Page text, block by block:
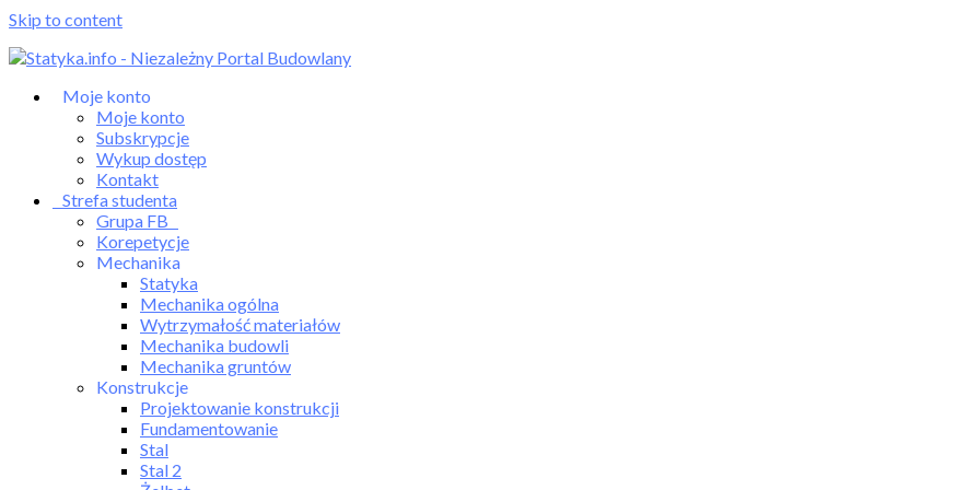
Skip to content
Moje konto
Moje konto
Subskrypcje
Wykup dostęp
Kontakt
Strefa studenta
Grupa FB
Korepetycje
Mechanika
Statyka
Mechanika ogólna
Wytrzymałość materiałów
Mechanika budowli
Mechanika gruntów
Konstrukcje
Projektowanie konstrukcji
Fundamentowanie
Stal
Stal 2